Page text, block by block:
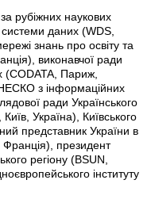
рубіжних наукових
системи даних (WDS,
знань про освіту та
виконавчої ради
(CODATA, Париж,
з інформаційних
ради Українського
Україна), Київського
представник України в
президент
регіону (BSUN,
інституту